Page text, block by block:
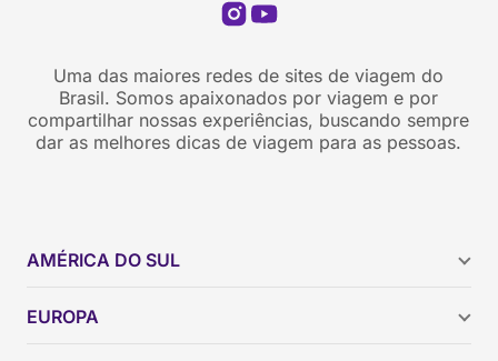
Uma das maiores redes de sites de viagem do
Brasil. Somos apaixonados por viagem e por
compartilhar nossas experiências, buscando sempre
dar as melhores dicas de viagem para as pessoas.
AMÉRICA DO SUL
Brasil
EUROPA